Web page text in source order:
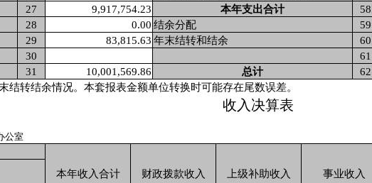
27 9,917,754.23 本年支出合计 58
28 0.00 结余分配 59
29 83,815.63 年末结转和结余 60
30
61
31 10,001,569.86 总计 62
结转结余情况。本套报表金额单位转换时可能存在尾数误差。
收入决算表
公室
本年收入合计
财政拨款收入 上级补助收入 事业收入